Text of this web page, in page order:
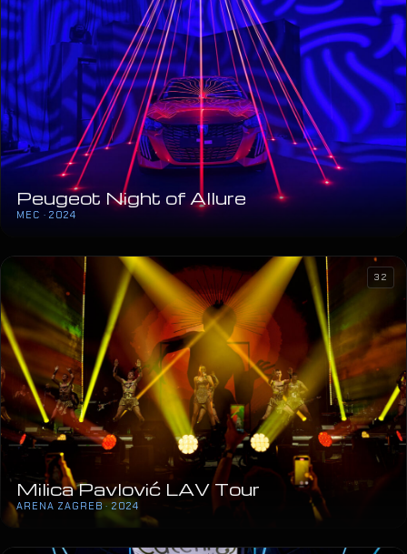
Peugeot Night of Allure
MEC · 2024
Milica Pavlović LAV Tour
ARENA ZAGREB · 2024
32